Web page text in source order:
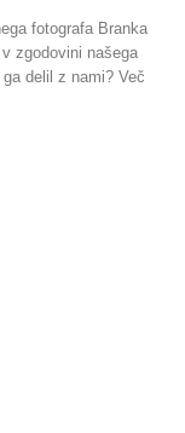
fotografa Branka
zgodovini našega
delil z nami? Več